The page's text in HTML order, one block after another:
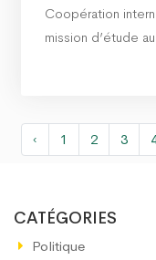
Coopération
mission d’étude
‹ 1 2 3
CATÉGORIES
Politique